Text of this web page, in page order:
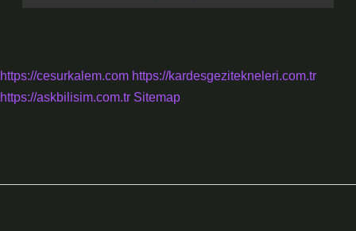
https://cesurkalem.com https://kardesgezitekneleri.com.tr
https://askbilisim.com.tr Sitemap